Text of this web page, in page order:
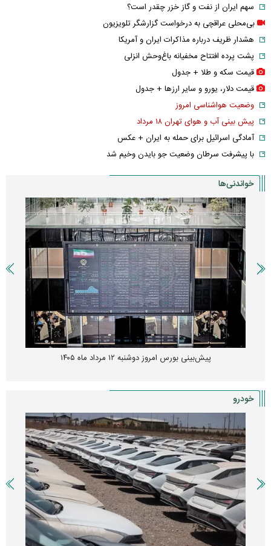
سهم ایران از نفت و گاز خزر چقدر است؟
بی‌محلی عراقچی به درخواست گزارشگر تلویزیون
هشدار ظریف درباره مذاکرات ایران و آمریکا
پشت پرده افتتاح مخفیانه باغ‌وحش انزلی
قیمت سکه و طلا + جدول
قیمت دلار، یورو و سایر ارز‌ها + جدول
وضعیت هواشناسی امروز
پیش بینی آب و هوای تهران ۱۸ مرداد
آمادگی اسرائیل برای حمله به ایران + عکس
با پیشرفت سرطان وضعیت جو بایدن وخیم شد
خواندنی‌ها
زنگ خطر انباشت نیاز در بازار مسکن؛ فنر قیمت‌ها فشرده شده
خودرو